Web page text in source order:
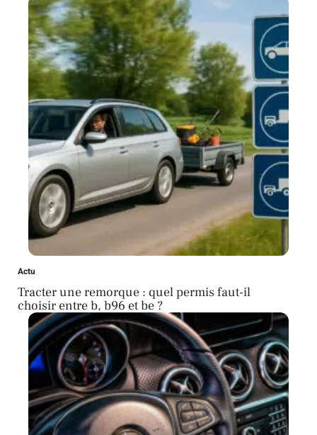
Actu
Tracter une remorque : quel permis faut-il
choisir entre b, b96 et be ?